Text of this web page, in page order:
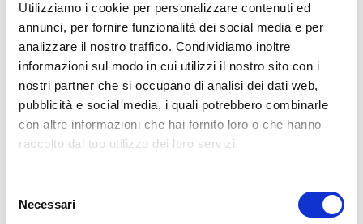
Utilizziamo i cookie per personalizzare contenuti ed
annunci, per fornire funzionalità dei social media e per
analizzare il nostro traffico. Condividiamo inoltre
informazioni sul modo in cui utilizzi il nostro sito con i
nostri partner che si occupano di analisi dei dati web,
pubblicità e social media, i quali potrebbero combinarle
con altre informazioni che hai fornito loro o che hanno
raccolto dal tuo utilizzo dei loro servizi.
delNecessari
ALLENATI CON ME!